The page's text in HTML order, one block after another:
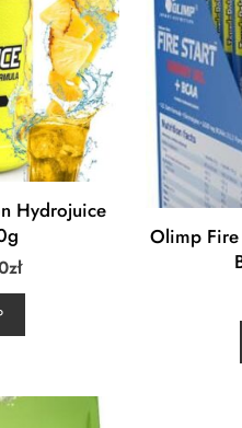
Hydrojuice
zł
Olimp